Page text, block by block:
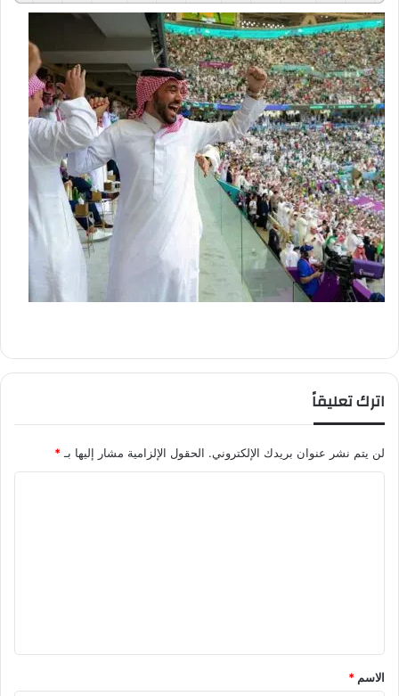
اترك تعليقاً
لن يتم نشر عنوان بريدك الإلكتروني. الحقول الإلزامية مشار إليها بـ *
*
الاسم *